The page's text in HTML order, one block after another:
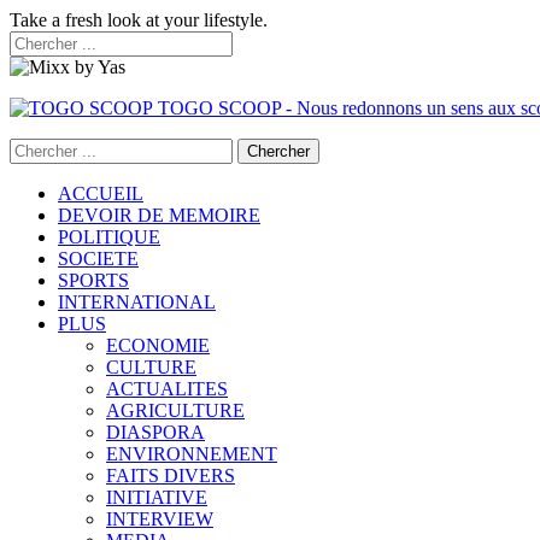
Take a fresh look at your lifestyle.
TOGO SCOOP - Nous redonnons un sens aux
ACCUEIL
DEVOIR DE MEMOIRE
POLITIQUE
SOCIETE
SPORTS
INTERNATIONAL
PLUS
ECONOMIE
CULTURE
ACTUALITES
AGRICULTURE
DIASPORA
ENVIRONNEMENT
FAITS DIVERS
INITIATIVE
INTERVIEW